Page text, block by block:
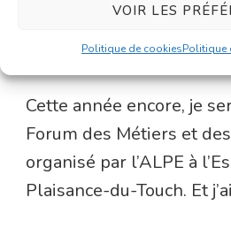
VOIR LES
Politique de cookiesPolitique
Plaisance-du-
février 2026
Cette année encore, je
Forum des Métiers et
organisé par l’ALPE à
Plaisance-du-Touch. Et